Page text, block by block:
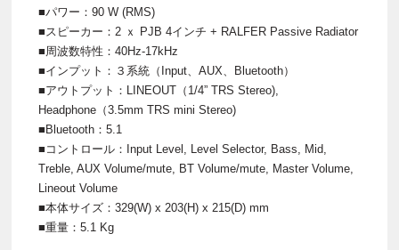
■パワー：90 W (RMS)
■スピーカー：2 ｘ PJB 4インチ + RALFER Passive Radiator
■周波数特性：40Hz-17kHz
■インプット：３系統（Input、AUX、Bluetooth）
■アウトプット：LINEOUT（1/4” TRS Stereo),
Headphone（3.5mm TRS mini Stereo)
■Bluetooth：5.1
■コントロール：Input Level, Level Selector, Bass, Mid,
Treble, AUX Volume/mute, BT Volume/mute, Master Volume,
Lineout Volume
■本体サイズ：329(W) x 203(H) x 215(D) mm
■重量：5.1 Kg